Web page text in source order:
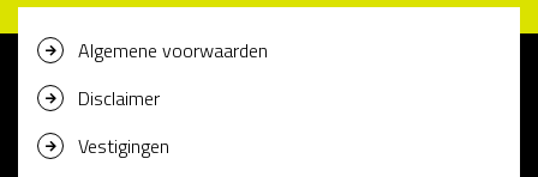
Algemene voorwaarden
Disclaimer
Vestigingen